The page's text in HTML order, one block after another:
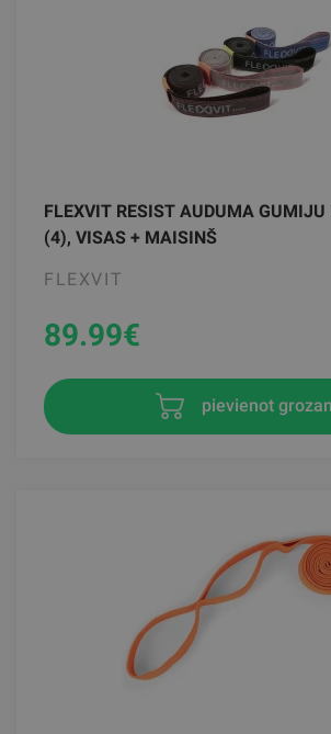
FLEXVIT RESIST AUDUMA GUMIJU
(4), VISAS + MAISINŠ
FLEXVIT
89.99€
pievienot